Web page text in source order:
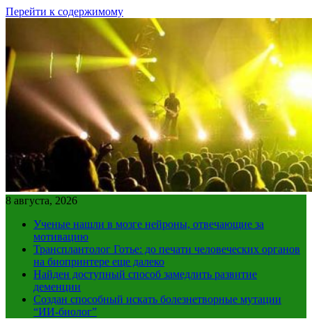
Перейти к содержимому
8 августа, 2026
Ученые нашли в мозге нейроны, отвечающие за
мотивацию
Трансплантолог Готье: до печати человеческих органов
на биопринтере еще далеко
Найден доступный способ замедлить развитие
деменции
Создан способный искать болезнетворные мутации
“ИИ-биолог”